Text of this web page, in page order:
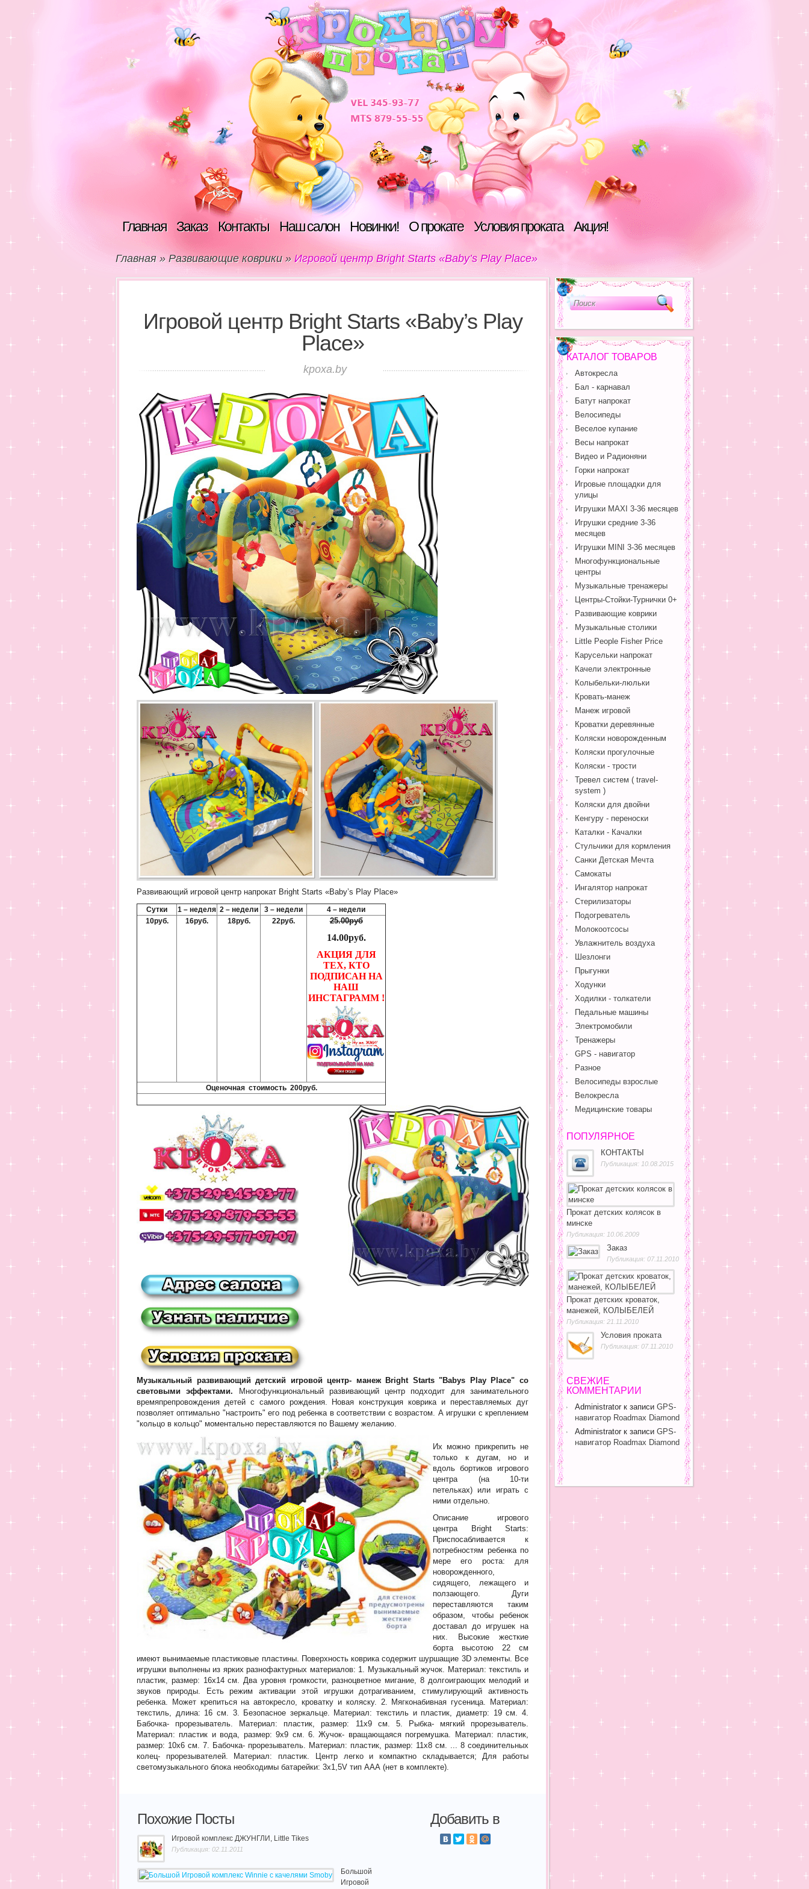
Главная Заказ Контакты Наш салон Новинки! О прокате Условия проката Акция!
Главная » Развивающие коврики »Игровой центр Bright Starts «Baby’s Play Place»
Игровой центр Bright Starts «Baby’s Play
Place»
kpoxa.by
Развивающий игровой центр напрокат Bright Starts «Baby’s Play Place»
Сутки 1 – неделя 2 – недели 3 – недели
4 – недели
10руб.
16руб. 18руб. 22руб. 25.00руб
14.00руб.
АКЦИЯ ДЛЯ
ТЕХ, КТО
ПОДПИСАН НА
НАШ
ИНСТАГРАММ !
Оценочная стоимость 200руб.
Музыкальный развивающий детский игровой центр- манеж Bright Starts "Babys Play Place" со
световыми эффектами. Многофункциональный развивающий центр подходит для занимательного
времяпрепровождения детей с самого рождения. Новая конструкция коврика и переставляемых дуг
позволяет оптимально "настроить" его под ребенка в соответствии с возрастом. А игрушки с креплением
"кольцо в кольцо" моментально переставляются по Вашему желанию.
Их можно прикрепить не
только к дугам, но и
вдоль бортиков игрового
центра (на 10-ти
петельках) или играть с
ними отдельно.
Описание игрового
центра Bright Starts:
Приспосабливается к
потребностям ребенка по
мере его роста: для
новорожденного,
сидящего, лежащего и
ползающего. Дуги
переставляются таким
образом, чтобы ребенок
доставал до игрушек на
них. Высокие жесткие
борта высотою 22 см
имеют вынимаемые пластиковые пластины. Поверхность коврика содержит шуршащие 3D элементы. Все
игрушки выполнены из ярких разнофактурных материалов: 1. Музыкальный жучок. Материал: текстиль и
пластик, размер: 16х14 см. Два уровня громкости, разноцветное мигание, 8 долгоиграющих мелодий и
звуков природы. Есть режим активации этой игрушки дотрагиванием, стимулирующий активность
ребенка. Может крепиться на автокресло, кроватку и коляску. 2. Мягконабивная гусеница. Материал:
текстиль, длина: 16 см. 3. Безопасное зеркальце. Материал: текстиль и пластик, диаметр: 19 см. 4.
Бабочка- прорезыватель. Материал: пластик, размер: 11х9 см. 5. Рыбка- мягкий прорезыватель.
Материал: пластик и вода, размер: 9х9 см. 6. Жучок- вращающаяся погремушка. Материал: пластик,
размер: 10х6 см. 7. Бабочка- прорезыватель. Материал: пластик, размер: 11х8 см. ... 8 соединительных
колец- прорезывателей. Материал: пластик. Центр легко и компактно складывается; Для работы
светомузыкального блока необходимы батарейки: 3х1,5V тип ААА (нет в комплекте).
Похожие Посты
Игровой комплекс ДЖУНГЛИ, Little Tikes
Публикация: 02.11.2011
Большой
Игровой
Добавить в
КАТАЛОГ ТОВАРОВ
Автокресла
Бал - карнавал
Батут напрокат
Велосипеды
Веселое купание
Весы напрокат
Видео и Радионяни
Горки напрокат
Игровые площадки для
улицы
Игрушки MAXI 3-36 месяцев
Игрушки средние 3-36
месяцев
Игрушки MINI 3-36 месяцев
Многофункциональные
центры
Музыкальные тренажеры
Центры-Стойки-Турнички 0+
Развивающие коврики
Музыкальные столики
Little People Fisher Price
Карусельки напрокат
Качели электронные
Колыбельки-люльки
Кровать-манеж
Манеж игровой
Кроватки деревянные
Коляски новорожденным
Коляски прогулочные
Коляски - трости
Тревел систем ( travel-
system )
Коляски для двойни
Кенгуру - переноски
Каталки - Качалки
Стульчики для кормления
Санки Детская Мечта
Самокаты
Ингалятор напрокат
Стерилизаторы
Подогреватель
Молокоотсосы
Увлажнитель воздуха
Шезлонги
Прыгунки
Ходунки
Ходилки - толкатели
Педальные машины
Электромобили
Тренажеры
GPS - навигатор
Разное
Велосипеды взрослые
Велокресла
Медицинские товары
ПОПУЛЯРНОЕ
КОНТАКТЫ
Публикация: 10.08.2015
Прокат детских колясок в
минске
Публикация: 10.06.2009
Заказ
Публикация: 07.11.2010
Прокат детских кроваток,
манежей, КОЛЫБЕЛЕЙ
Публикация: 21.11.2010
Условия проката
Публикация: 07.11.2010
СВЕЖИЕ
КОММЕНТАРИИ
Administrator к записи GPS-
навигатор Roadmax Diamond
Administrator к записи GPS-
навигатор Roadmax Diamond